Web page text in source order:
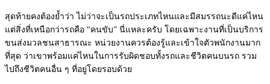
สุดท้ายคงต้องย้ำว่า ไม่ว่าจะเป็นรถประเภทไหนและมีสมรรถนะดีแค่ไหน
แต่สิ่งที่เหนือกว่ารถคือ “คนขับ” นี่แหละครับ โดยเฉพาะงานที่เป็นบริการ
ขนส่งมวลชนสาธารณะ หน่วยงานควรต้องรู้และเข้าใจตัวพนักงานมาก
ที่สุด ว่าเขาพร้อมแค่ไหนในการรับผิดชอบทั้งรถและชีวิตคนบนรถ รวม
ไปถึงชีวิตคนอื่น ๆ ที่อยู่ โดยรอบด้วย